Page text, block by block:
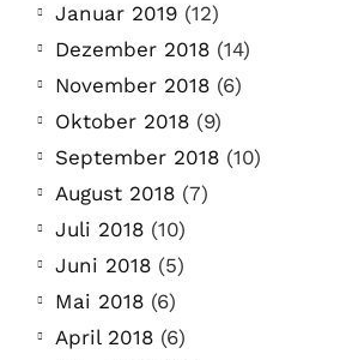
Januar 2019 (12)
Dezember 2018 (14)
November 2018 (6)
Oktober 2018 (9)
September 2018 (10)
August 2018 (7)
Juli 2018 (10)
Juni 2018 (5)
Mai 2018 (6)
April 2018 (6)